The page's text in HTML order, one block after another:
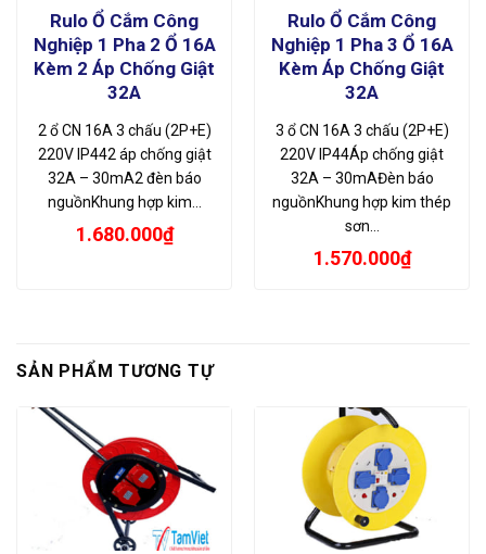
Rulo Ổ Cắm Công
Nghiệp 1 Pha 2 Ổ 16A
Kèm 2 Áp Chống Giật
32A
2 ổ CN 16A 3 chấu (2P+E)
220V IP442 áp chống giật
32A – 30mA2 đèn báo
nguồnKhung hợp kim…
1.680.000₫
Rulo Ổ Cắm Công
Nghiệp 1 Pha 3 Ổ 16A
Kèm Áp Chống Giật
32A
3 ổ CN 16A 3 chấu (2P+E)
220V IP44Áp chống giật
32A – 30mAĐèn báo
nguồnKhung hợp kim thép
sơn…
1.570.000₫
SẢN PHẨM TƯƠNG TỰ